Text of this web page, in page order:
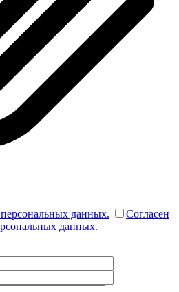
данных.
Согласен
данных.